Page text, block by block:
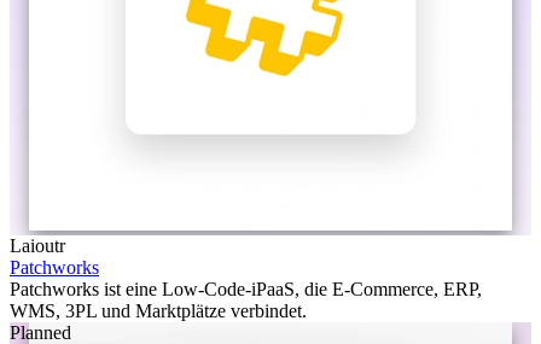
Laioutr
Patchworks
Patchworks ist eine Low-Code-iPaaS, die E-Commerce, ERP,
WMS, 3PL und Marktplätze verbindet.
Planned